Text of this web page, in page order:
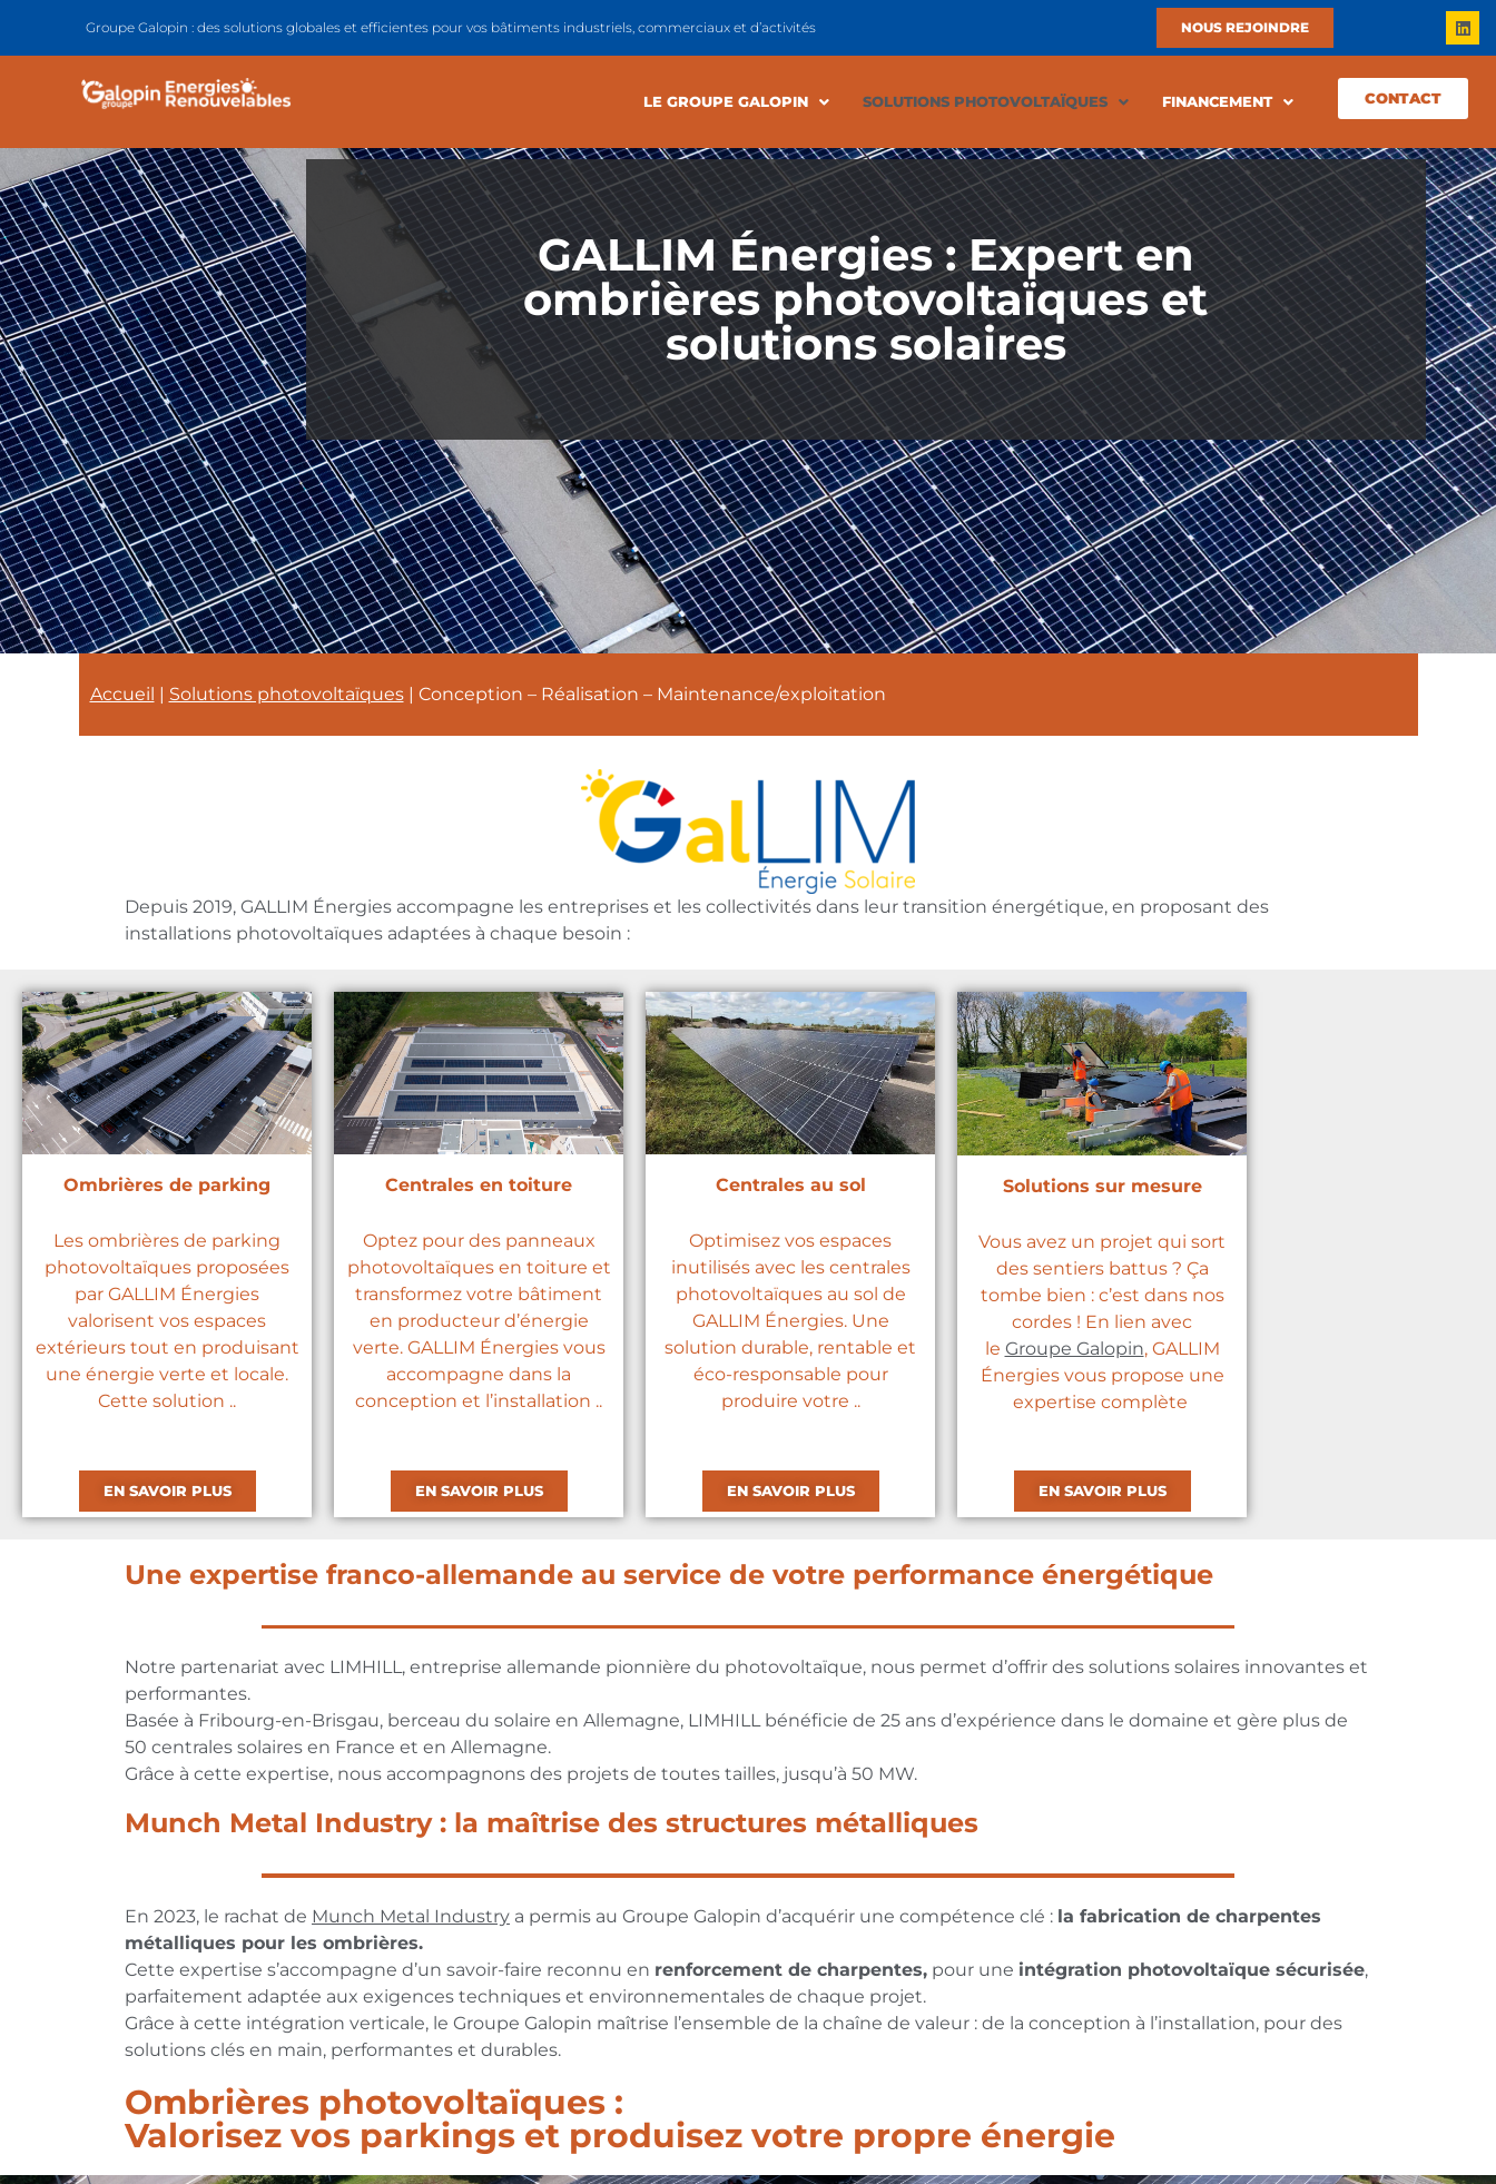
Groupe Galopin : des solutions globales et efficientes pour vos bâtiments industriels, commerciaux et d’activités NOUS REJOINDRE
LE GROUPE GALOPIN SOLUTIONS PHOTOVOLTAÏQUES FINANCEMENT CONTACT
GALLIM Énergies : Expert en
ombrières photovoltaïques et
solutions solaires
Accueil | Solutions photovoltaïques| Conception – Réalisation – Maintenance/exploitation
Depuis 2019, GALLIM Énergies accompagne les entreprises et les collectivités dans leur transition énergétique, en proposant des
installations photovoltaïques adaptées à chaque besoin :
Ombrières de parking
Les ombrières de parking
photovoltaïques proposées
par GALLIM Énergies
valorisent vos espaces
extérieurs tout en produisant
une énergie verte et locale.
Cette solution ..
EN SAVOIR PLUS
Centrales en toiture
Optez pour des panneaux
photovoltaïques en toiture et
transformez votre bâtiment
en producteur d’énergie
verte. GALLIM Énergies vous
accompagne dans la
conception et l’installation ..
EN SAVOIR PLUS
Centrales au sol
Optimisez vos espaces
inutilisés avec les centrales
photovoltaïques au sol de
GALLIM Énergies. Une
solution durable, rentable et
éco-responsable pour
produire votre ..
EN SAVOIR PLUS
Solutions sur mesure
Vous avez un projet qui sort
des sentiers battus ? Ça
tombe bien : c’est dans nos
cordes ! En lien avec
le Groupe Galopin, GALLIM
Énergies vous propose une
expertise complète
EN SAVOIR PLUS
Une expertise franco-allemande au service de votre performance énergétique
Notre partenariat avec LIMHILL, entreprise allemande pionnière du photovoltaïque, nous permet d’offrir des solutions solaires innovantes et
performantes.
Basée à Fribourg-en-Brisgau, berceau du solaire en Allemagne, LIMHILL bénéficie de 25 ans d’expérience dans le domaine et gère plus de
50 centrales solaires en France et en Allemagne.
Grâce à cette expertise, nous accompagnons des projets de toutes tailles, jusqu’à 50 MW.
Munch Metal Industry : la maîtrise des structures métalliques
En 2023, le rachat de Munch Metal Industry a permis au Groupe Galopin d’acquérir une compétence clé : la fabrication de charpentes
métalliques pour les ombrières.
Cette expertise s’accompagne d’un savoir-faire reconnu en renforcement de charpentes, pour une intégration photovoltaïque sécurisée,
parfaitement adaptée aux exigences techniques et environnementales de chaque projet.
Grâce à cette intégration verticale, le Groupe Galopin maîtrise l’ensemble de la chaîne de valeur : de la conception à l’installation, pour des
solutions clés en main, performantes et durables.
Ombrières photovoltaïques :
Valorisez vos parkings et produisez votre propre énergie